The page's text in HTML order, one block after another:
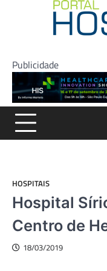
Publicidade
HOSPITAIS
Hospital
Centro de
18/03/2019